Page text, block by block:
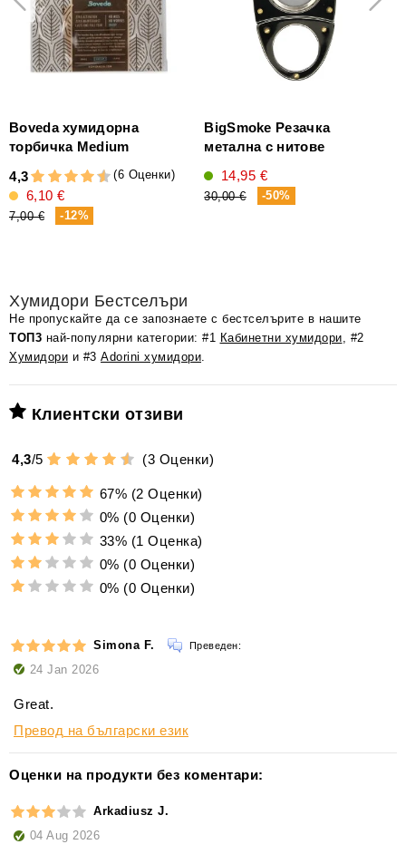
Boveda хумидорна
торбичка Medium
4,3
(6 Оценки)
6,10 €
7,00 € -12%
BigSmoke Резачка
метална с нитове
14,95 €
30,00 € -50%
Хумидори Бестселъри
Не пропускайте да се запознаете с бестселърите в нашите
ТОП3 най-популярни категории: #1 Кабинетни хумидори , #2
Хумидори и #3 Adorini хумидори
Клиентски отзиви
4,3/5 (3 Оценки)
67% (2 Оценки)
0% (0 Оценки)
33% (1 Оценка)
0% (0 Оценки)
0% (0 Оценки)
Simona F. Преведен:
24 Jan 2026
Great.
Превод на български език
Оценки на продукти без коментари:
Arkadiusz J.
04 Aug 2026